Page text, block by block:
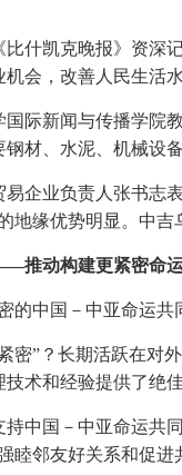
比什凯克晚报》资深
会，改善人民生活
国际新闻与传播学院
材、水泥、机械设
易企业负责人张书志
地缘优势明显。中
推动构建更紧密命
的中国－中亚命运共
密”？长期活跃在对
术和经验提供了绝
持中国－中亚命运共
睦邻友好关系和促进